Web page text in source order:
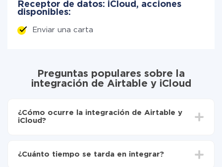
Receptor de datos: iCloud, acciones
disponibles:
Enviar una carta
Preguntas populares sobre la
integración de Airtable y iCloud
¿Cómo ocurre la integración de Airtable y
iCloud?
Elija qué datos transferir de Airtable a iCloud
¿Cuánto tiempo se tarda en integrar?